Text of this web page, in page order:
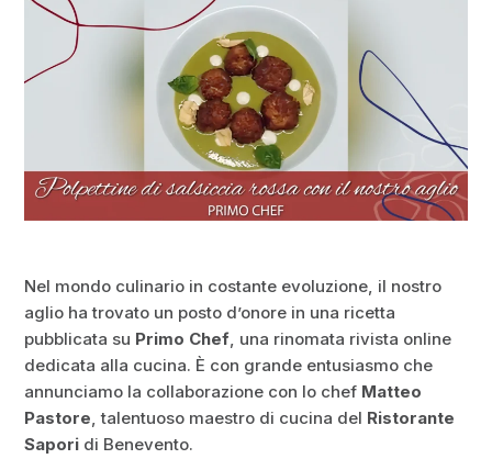
Nel mondo culinario in costante evoluzione, il nostro
aglio ha trovato un posto d’onore in una ricetta
pubblicata su Primo Chef, una rinomata rivista online
dedicata alla cucina. È con grande entusiasmo che
annunciamo la collaborazione con lo chef Matteo
Pastore, talentuoso maestro di cucina del Ristorante
Sapori di Benevento.